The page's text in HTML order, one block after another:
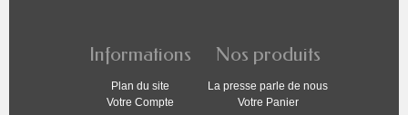
Informations
Plan du site
Votre Compte
Nos produits
La presse parle de nous
Votre Panier